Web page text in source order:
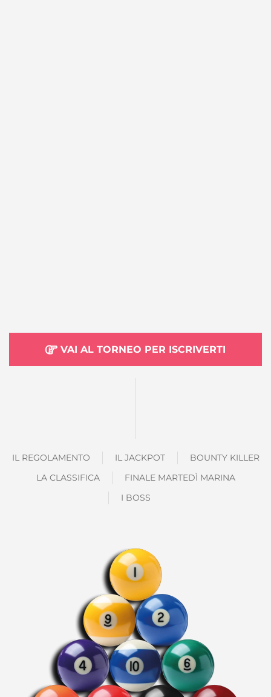
VAI AL TORNEO PER ISCRIVERTI
IL REGOLAMENTO IL JACKPOT
BOUNTY KILLER
LA CLASSIFICA
FINALE MARTEDÌ MARINA
I BOSS